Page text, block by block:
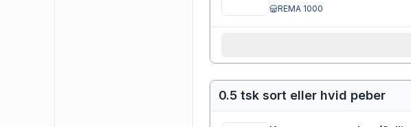
REMA 1000
0.5 tsk sort eller hvid peber